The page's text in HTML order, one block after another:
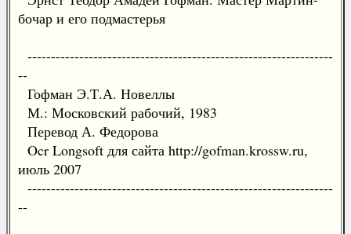
бочар и его подмастерья
-----------------------------------------------------------------
--
Гофман Э.Т.А. Новеллы
М.: Московский рабочий, 1983
Перевод А. Федорова
Ocr Longsoft для сайта http://gofman.krossw.ru,
июль 2007
-----------------------------------------------------------------
--